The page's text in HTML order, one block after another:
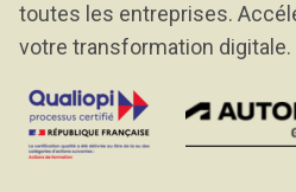
toutes les entreprises.
votre transformation digitale.